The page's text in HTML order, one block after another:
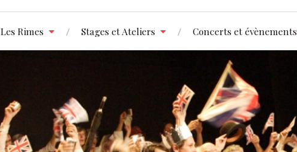
Les Rimes Stages et Ateliers Concerts et évènements